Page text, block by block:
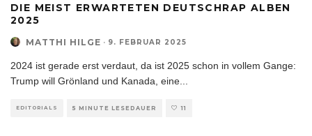
DIE MEIST ERWARTETEN DEUTSCHRAP ALBEN
2025
MATTHI HILGE · 9. FEBRUAR 2025
2024 ist gerade erst verdaut, da ist 2025 schon in vollem Gange:
Trump will Grönland und Kanada, eine
EDITORIALS 5 MINUTE LESEDAUER 11